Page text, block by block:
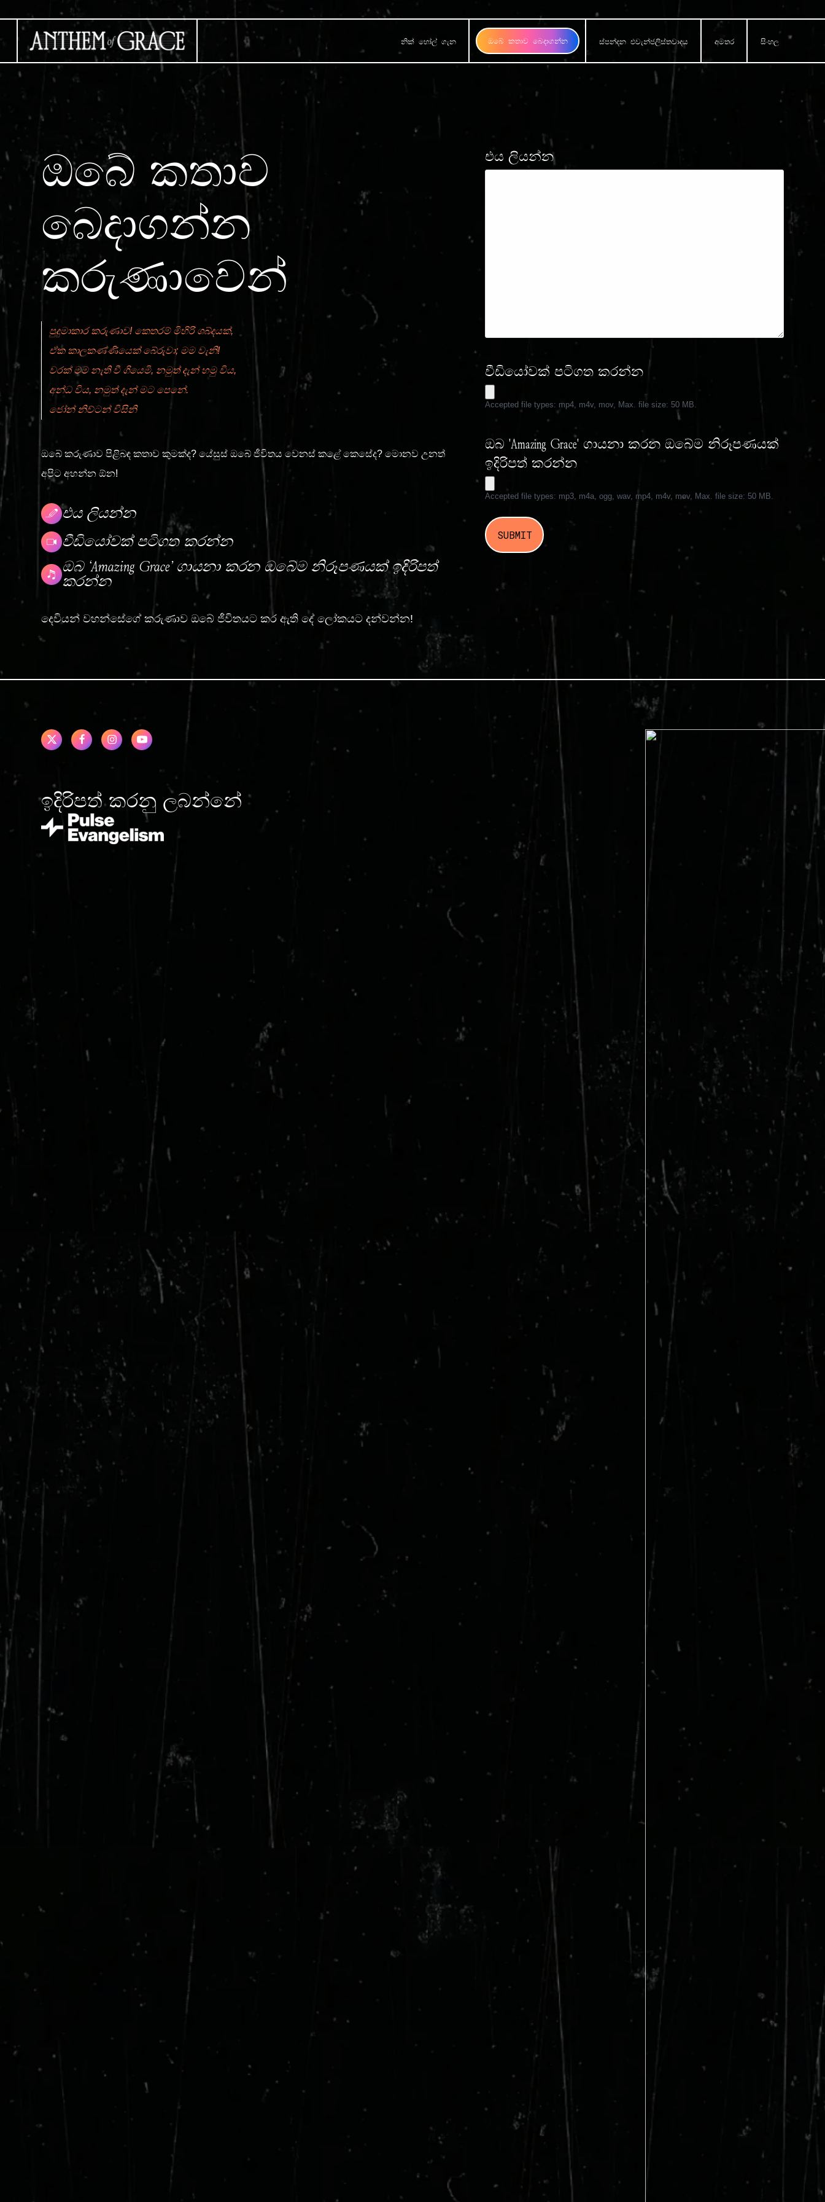
නික් හෝල් ගැන ඔබේ කතාව බෙදාගන්න ස්පන්දන එවැන්ජලිස්තවාදය අමතර සිංහල
ඔබේ කතාව
බෙදාගන්න
කරුණාවෙන්
පුදුමාකාර කරුණාව! කෙතරම් මිහිරි ශබ්දයක්,
ඒක කාලකණ්ණියෙක් බේරුවා; මම වැනි!
වරක් මම නැති වී ගියෙමි, නමුත් දැන් හමු විය,
අන්ධ විය, නමුත් දැන් මට පෙනේ.
ජෝන් නිව්ටන් විසිනි
ඔබේ කරුණාව පිළිබඳ කතාව කුමක්ද? යේසුස් ඔබේ ජීවිතය වෙනස් කළේ කෙසේද? මොනව උනත්
අපිට අහන්න ඕන!
එය ලියන්න
වීඩියෝවක් පටිගත කරන්න
ඔබ ‘Amazing Grace’ ගායනා කරන ඔබේම නිරූපණයක් ඉදිරිපත්
කරන්න
දෙවියන් වහන්සේගේ කරුණාව ඔබේ ජීවිතයට කර ඇති දේ ලෝකයට දන්වන්න!
එය ලියන්න
වීඩියෝවක් පටිගත කරන්න
Accepted file types: mp4, m4v, mov, Max. file size: 50 MB.
ඔබ 'Amazing Grace' ගායනා කරන ඔබේම නිරූපණයක්
ඉදිරිපත් කරන්න
Accepted file types: mp3, m4a, ogg, wav, mp4, m4v, mov, Max. file size: 50 MB.
ඉදිරිපත් කරනු ලබන්නේ